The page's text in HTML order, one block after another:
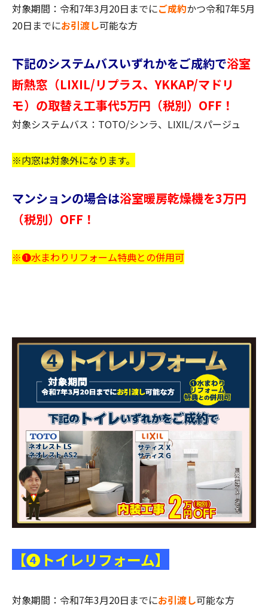
対象期間：令和7年3月20日までにご成約かつ令和7年5月
20日までにお引渡し可能な方
下記のシステムバスいずれかをご成約で浴室
断熱窓（LIXIL/リプラス、YKKAP/マドリ
モ）の取替え工事代5万円（税別）OFF！
対象システムバス：TOTO/シンラ、LIXIL/スパージュ
※内窓は対象外になります。
マンションの場合は浴室暖房乾燥機を3万円
（税別）OFF！
※❶水まわりリフォーム特典との併用可
【❹トイレリフォーム】
対象期間：令和7年3月20日までにお引渡し可能な方